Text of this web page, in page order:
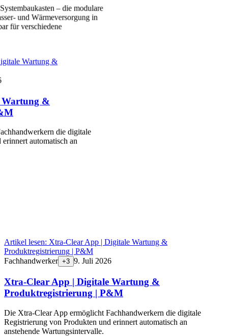
– die modulare
und Wärmeversorgung in
für verschiedene
Wartung &
Wartung &
die digitale
automatisch an
Artikel lesen: Xtra-Clear App | Digitale Wartung &
Produktregistrierung | P&M
Fachhandwerker +3 9. Juli 2026
Xtra-Clear App | Digitale Wartung &
Produktregistrierung | P&M
Die Xtra-Clear App ermöglicht Fachhandwerkern die digitale
Registrierung von Produkten und erinnert automatisch an
anstehende Wartungsintervalle.